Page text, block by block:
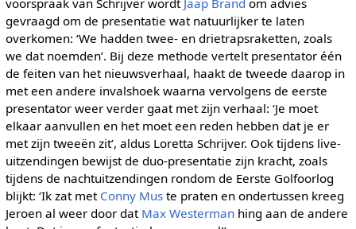
gevraagd om de presentatie wat natuurlijker te laten
overkomen: ‘We hadden twee- en drietrapsraketten, zoals
we dat noemden’. Bij deze methode vertelt presentator één
de feiten van het nieuwsverhaal, haakt de tweede daarop in
met een andere invalshoek waarna vervolgens de eerste
presentator weer verder gaat met zijn verhaal: ‘Je moet
elkaar aanvullen en het moet een reden hebben dat je er
met zijn tweeën zit’, aldus Loretta Schrijver. Ook tijdens live-
uitzendingen bewijst de duo-presentatie zijn kracht, zoals
tijdens de nachtuitzendingen rondom de Eerste Golfoorlog
blijkt: ‘Ik zat met Conny Muste praten en ondertussen kreeg
Jeroen al weer door dat Max Westermanhing aan de andere